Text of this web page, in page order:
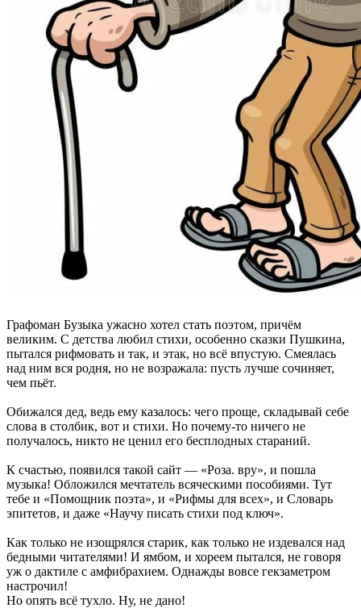
Графоман Бузыка ужасно хотел стать поэтом, причём
великим. С детства любил стихи, особенно сказки Пушкина,
пытался рифмовать и так, и этак, но всё впустую. Смеялась
над ним вся родня, но не возражала: пусть лучше сочиняет,
чем пьёт.
Обижался дед, ведь ему казалось: чего проще, складывай себе
слова в столбик, вот и стихи. Но почему-то ничего не
получалось, никто не ценил его бесплодных стараний.
К счастью, появился такой сайт — «Роза. вру», и пошла
музыка! Обложился мечтатель всяческими пособиями. Тут
тебе и «Помощник поэта», и «Рифмы для всех», и Словарь
эпитетов, и даже «Научу писать стихи под ключ».
Как только не изощрялся старик, как только не издевался над
бедными читателями! И ямбом, и хореем пытался, не говоря
уж о дактиле с амфибрахием. Однажды вовсе гекзаметром
настрочил!
Но опять всё тухло. Ну, не дано!